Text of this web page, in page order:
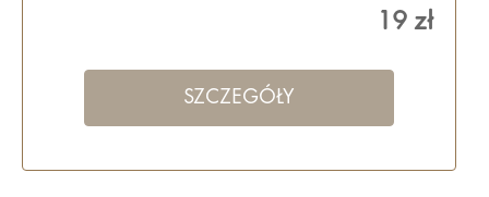
19 zł
SZCZEGÓŁY